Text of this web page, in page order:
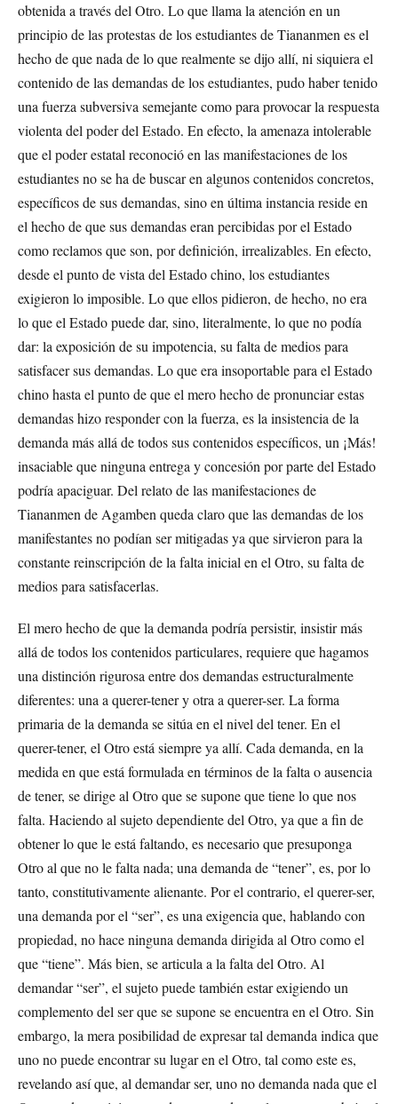
obtenida a través del Otro. Lo que llama la atención en un
principio de las protestas de los estudiantes de Tiananmen es el
hecho de que nada de lo que realmente se dijo allí, ni siquiera el
contenido de las demandas de los estudiantes, pudo haber tenido
una fuerza subversiva semejante como para provocar la respuesta
violenta del poder del Estado. En efecto, la amenaza intolerable
que el poder estatal reconoció en las manifestaciones de los
estudiantes no se ha de buscar en algunos contenidos concretos,
específicos de sus demandas, sino en última instancia reside en
el hecho de que sus demandas eran percibidas por el Estado
como reclamos que son, por definición, irrealizables. En efecto,
desde el punto de vista del Estado chino, los estudiantes
exigieron lo imposible. Lo que ellos pidieron, de hecho, no era
lo que el Estado puede dar, sino, literalmente, lo que no podía
dar: la exposición de su impotencia, su falta de medios para
satisfacer sus demandas. Lo que era insoportable para el Estado
chino hasta el punto de que el mero hecho de pronunciar estas
demandas hizo responder con la fuerza, es la insistencia de la
demanda más allá de todos sus contenidos específicos, un ¡Más!
insaciable que ninguna entrega y concesión por parte del Estado
podría apaciguar. Del relato de las manifestaciones de
Tiananmen de Agamben queda claro que las demandas de los
manifestantes no podían ser mitigadas ya que sirvieron para la
constante reinscripción de la falta inicial en el Otro, su falta de
medios para satisfacerlas.
El mero hecho de que la demanda podría persistir, insistir más
allá de todos los contenidos particulares, requiere que hagamos
una distinción rigurosa entre dos demandas estructuralmente
diferentes: una a querer-tener y otra a querer-ser. La forma
primaria de la demanda se sitúa en el nivel del tener. En el
querer-tener, el Otro está siempre ya allí. Cada demanda, en la
medida en que está formulada en términos de la falta o ausencia
de tener, se dirige al Otro que se supone que tiene lo que nos
falta. Haciendo al sujeto dependiente del Otro, ya que a fin de
obtener lo que le está faltando, es necesario que presuponga
Otro al que no le falta nada; una demanda de “tener”, es, por lo
tanto, constitutivamente alienante. Por el contrario, el querer-ser,
una demanda por el “ser”, es una exigencia que, hablando con
propiedad, no hace ninguna demanda dirigida al Otro como el
que “tiene”. Más bien, se articula a la falta del Otro. Al
demandar “ser”, el sujeto puede también estar exigiendo un
complemento del ser que se supone se encuentra en el Otro. Sin
embargo, la mera posibilidad de expresar tal demanda indica que
uno no puede encontrar su lugar en el Otro, tal como este es,
revelando así que, al demandar ser, uno no demanda nada que el